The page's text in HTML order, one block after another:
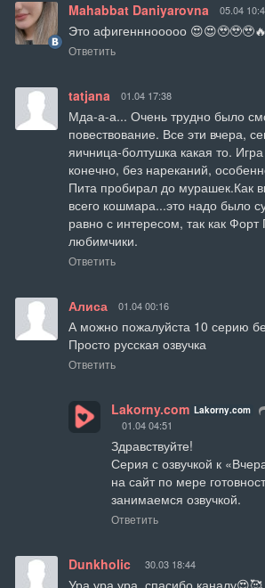
Mahabbat Daniyarovna 05.04
Это афигенннооооо
Ответить
tatjana 01.04 17:38
Мда-а-а... Очень трудно было
повествование. Все эти вчера,
яичница-болтушка какая то.
конечно, без нареканий,
Пита пробирал до мурашек.Как
всего кошмара...это надо было
равно с интересом, так как
любимчики.
Ответить
Алиса 01.04 00:16
А можно пожалуйста 10 серию
Просто русская озвучка
Ответить
Lakorny.com Lakorny.com
01.04 04:51
Здравствуйте!
Серия с озвучкой к
на сайт по мере
занимаемся озвучкой.
Ответить
Dunkholic 30.03 18:44